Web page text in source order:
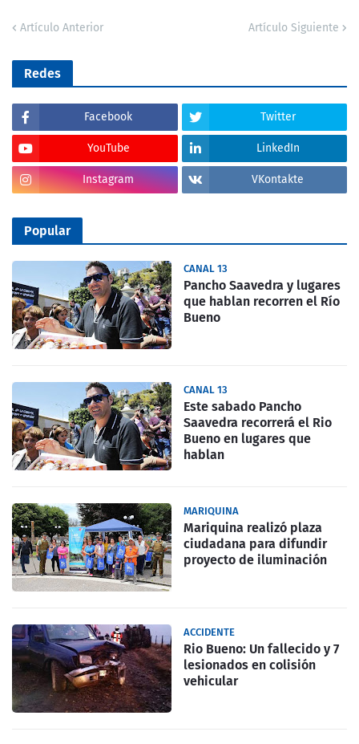
Artículo Anterior Artículo Siguiente
Redes
Facebook Twitter
YouTube LinkedIn
Instagram VKontakte
Popular
CANAL 13
Pancho Saavedra y lugares
que hablan recorren el Río
Bueno
CANAL 13
Este sabado Pancho
Saavedra recorrerá el Rio
Bueno en lugares que
hablan
MARIQUINA
Mariquina realizó plaza
ciudadana para difundir
proyecto de iluminación
ACCIDENTE
Rio Bueno: Un fallecido y 7
lesionados en colisión
vehicular